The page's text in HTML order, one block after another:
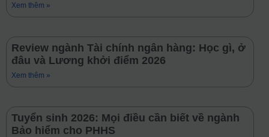
Xem thêm »
Review ngành Tài chính ngân hàng: Học gì, ở
đâu và Lương khởi điểm 2026
Xem thêm »
Tuyển sinh 2026: Mọi điều cần biết về ngành
Bảo hiểm cho PHHS